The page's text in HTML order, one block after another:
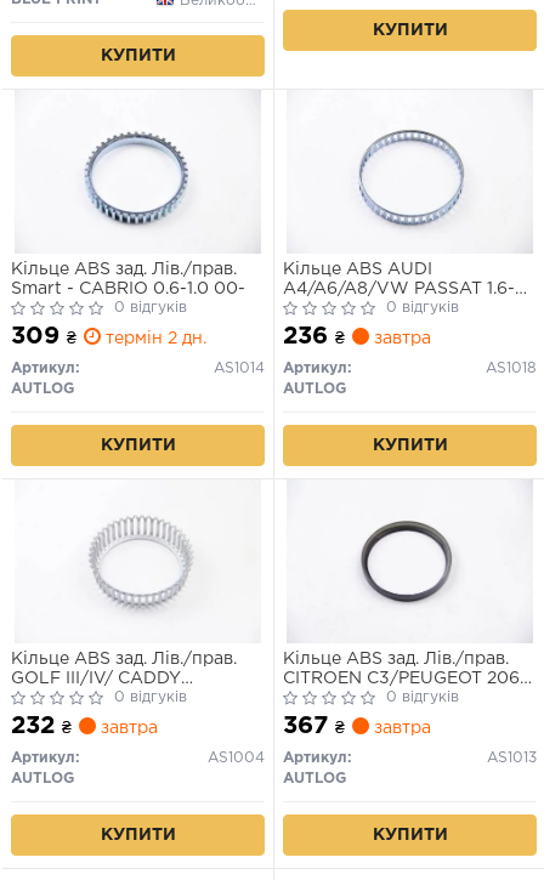
КУПИТИ
КУПИТИ
Кільце ABS зад. Лів./прав.
Smart - CABRIO 0.6-1.0 00-
0 відгуків
309 ₴ термін 2 дн.
Артикул:
AS1014
AUTLOG
КУПИТИ
Кільце ABS AUDI
A4/A6/A8/VW PASSAT 1.6-
6.0 94-05
0 відгуків
236 ₴ завтра
Артикул:
AS1018
AUTLOG
КУПИТИ
Кільце ABS зад. Лів./прав.
GOLF III/IV/ CADDY
II/OCTAVIA 1.0-2.3 83-13
0 відгуків
232 ₴ завтра
Артикул:
AS1004
AUTLOG
КУПИТИ
Кільце ABS зад. Лів./прав.
CITROEN C3/PEUGEOT 206
1.1-2.0 00-
0 відгуків
367 ₴ завтра
Артикул:
AS1013
AUTLOG
КУПИТИ